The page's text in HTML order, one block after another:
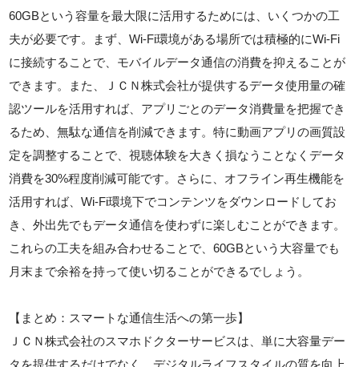
60GBという容量を最大限に活用するためには、いくつかの工
夫が必要です。まず、Wi-Fi環境がある場所では積極的にWi-Fi
に接続することで、モバイルデータ通信の消費を抑えることが
できます。また、ＪＣＮ株式会社が提供するデータ使用量の確
認ツールを活用すれば、アプリごとのデータ消費量を把握でき
るため、無駄な通信を削減できます。特に動画アプリの画質設
定を調整することで、視聴体験を大きく損なうことなくデータ
消費を30%程度削減可能です。さらに、オフライン再生機能を
活用すれば、Wi-Fi環境下でコンテンツをダウンロードしてお
き、外出先でもデータ通信を使わずに楽しむことができます。
これらの工夫を組み合わせることで、60GBという大容量でも
月末まで余裕を持って使い切ることができるでしょう。
【まとめ：スマートな通信生活への第一歩】
ＪＣＮ株式会社のスマホドクターサービスは、単に大容量デー
タを提供するだけでなく、デジタルライフスタイルの質を向上